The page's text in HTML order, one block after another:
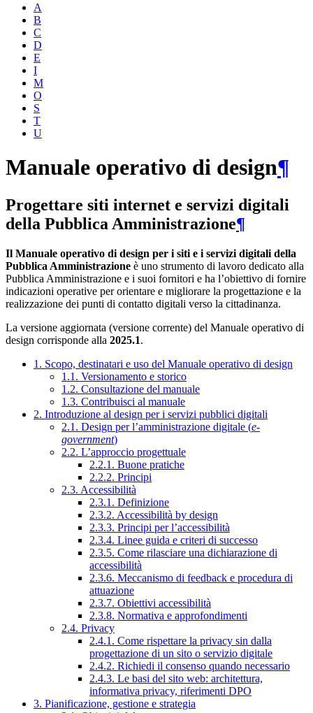
A
B
C
D
E
I
M
O
S
T
U
Manuale operativo di design¶
Progettare siti internet e servizi digitali
della Pubblica Amministrazione¶
Il Manuale operativo di design per i siti e i servizi digitali della
Pubblica Amministrazione è uno strumento di lavoro dedicato alla
Pubblica Amministrazione e i suoi fornitori e ha l’obiettivo di fornire
indicazioni operative per orientare e migliorare la progettazione e la
realizzazione dei punti di contatto digitali verso la cittadinanza.
La versione aggiornata (versione corrente) del Manuale operativo di
design corrisponde alla 2025.1.
1. Scopo, destinatari e uso del Manuale operativo di design
1.1. Versionamento e storico
1.2. Consultazione del manuale
1.3. Contribuisci al manuale
2. Introduzione al design per i servizi pubblici digitali
2.1. Design per l’amministrazione digitale (e-
government)
2.2. L’approccio progettuale
2.2.1. Buone pratiche
2.2.2. Principi
2.3. Accessibilità
2.3.1. Definizione
2.3.2. Accessibilità by design
2.3.3. Principi per l’accessibilità
2.3.4. Linee guida e criteri di successo
2.3.5. Come rilasciare una dichiarazione di
accessibilità
2.3.6. Meccanismo di feedback e procedura di
attuazione
2.3.7. Obiettivi accessibilità
2.3.8. Normativa e approfondimenti
2.4. Privacy
2.4.1. Come rispettare la privacy sin dalla
progettazione di un sito o servizio digitale
2.4.2. Richiedi il consenso quando necessario
2.4.3. Le basi del sito web: architettura,
informativa privacy, riferimenti DPO
3. Pianificazione, gestione e strategia